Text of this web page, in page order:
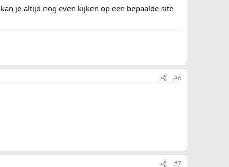
je altijd nog even kijken op een bepaalde site
#6
#7